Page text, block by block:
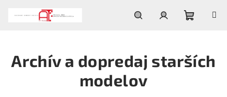
košík
Archív a dopredaj starších
modelov